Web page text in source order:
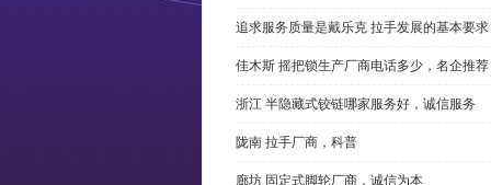
追求服务质量是戴乐克 拉手发展的基本要求
佳木斯 摇把锁生产厂商电话多少，名企推荐
浙江 半隐藏式铰链哪家服务好，诚信服务
陇南 拉手厂商，科普
廊坊 固定式脚轮厂商，诚信为本